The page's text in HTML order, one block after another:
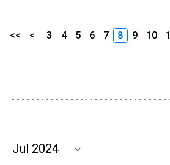
<< < 3 4 5 6 7 8 9 10